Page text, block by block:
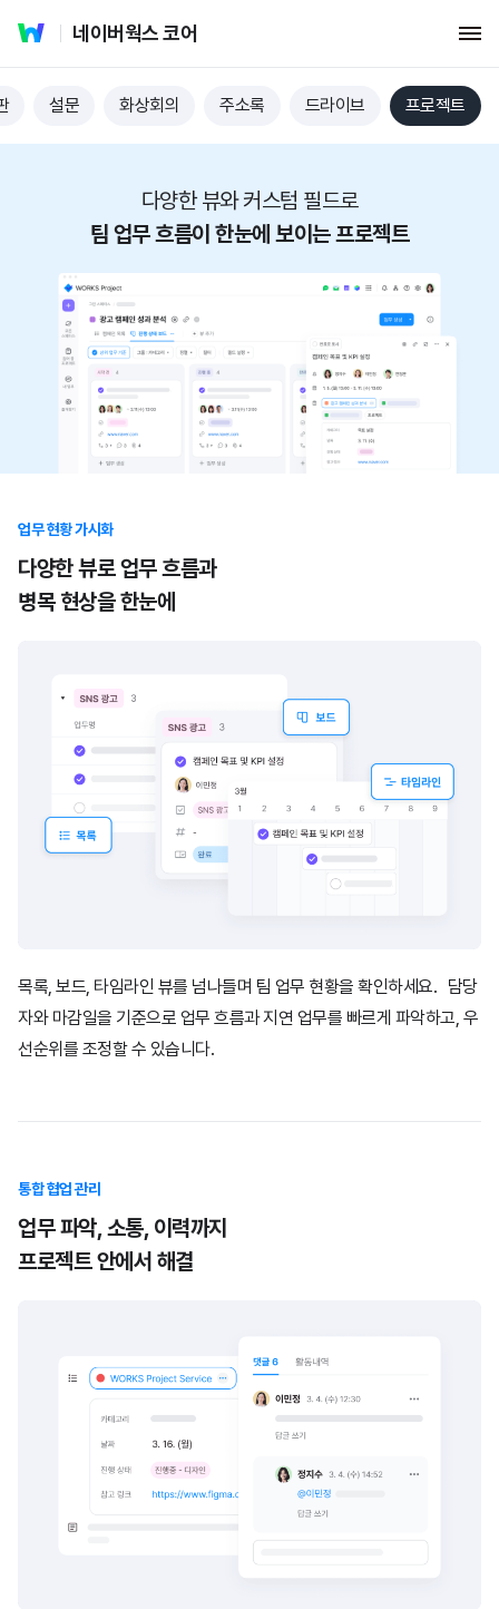
네이버웍스 코어
설문 화상회의 주소록 드라이브 프로젝트
다양한 뷰와 커스텀 필드로
팀 업무 흐름이 한눈에 보이는 프로젝트
업무 현황 가시화
다양한 뷰로 업무 흐름과
병목 현상을 한눈에
목록, 보드, 타임라인 뷰를 넘나들며 팀 업무 현황을 확인하세요. 담당
자와 마감일을 기준으로 업무 흐름과 지연 업무를 빠르게 파악하고, 우
선순위를 조정할 수 있습니다.
통합 협업 관리
업무 파악, 소통, 이력까지
프로젝트 안에서 해결